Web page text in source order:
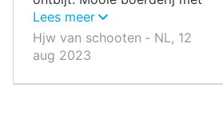
mooie koeien .
Lees meer
Hjw van schooten ‐ NL, 12
aug 2023